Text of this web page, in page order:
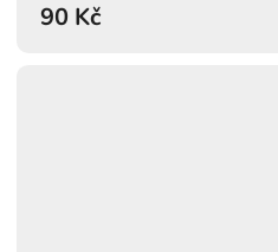
90 Kč